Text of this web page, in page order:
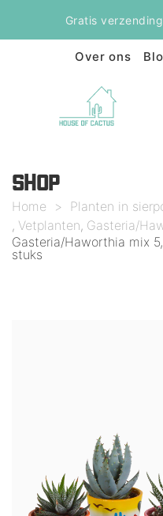
Gratis
Over ons
SHOP
Home > Planten in
, Vetplanten, Gasteria/
Gasteria/Haworthia mix
stuks